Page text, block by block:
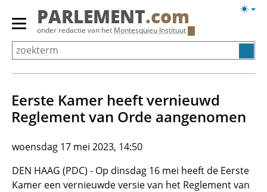
Overslaan
Primair
menu
tonen/verbergen
PARLEMENT.com
onder redactie van het Montesquieu Instituut
Eerste Kamer heeft vernieuwd
Reglement van Orde aangenomen
woensdag 17 mei 2023, 14:50
DEN HAAG (PDC) - Op dinsdag 16 mei heeft de Eerste
Kamer een vernieuwde versie van het Reglement van